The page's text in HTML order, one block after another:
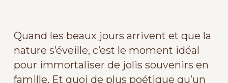
Quand les beaux jours arrivent et que la
nature s’éveille, c’est le moment idéal
pour immortaliser de jolis souvenirs en
famille. Et quoi de plus poétique qu’un